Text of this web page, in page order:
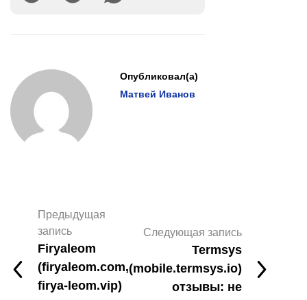
Опубликовал(а)
Матвей Иванов
Предыдущая
запись
Firyaleom
(firyaleom.com,
firya-leom.vip)
Следующая запись
Termsys
(mobile.termsys.io)
отзывы: не